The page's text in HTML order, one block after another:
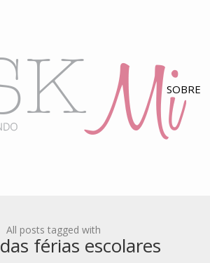
All posts tagged with
férias escolares